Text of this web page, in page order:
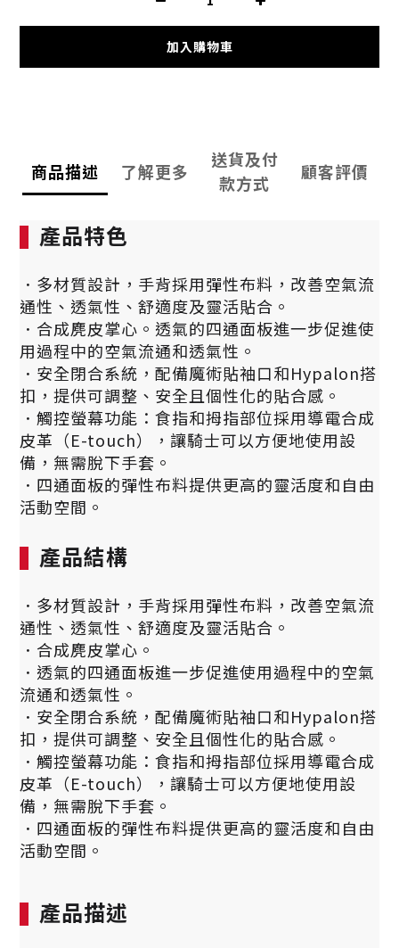
加入購物車
商品描述 了解更多
送貨及付
款方式
顧客評價
產品特色
．多材質設計，手背採用彈性布料，改善空氣流
通性、透氣性、舒適度及靈活貼合。
． 合成麂皮掌心。透氣的四通面板進一步促進使
用過程中的空氣流通和透氣性。
． 安全閉合系統，配備魔術貼袖口和Hypalon搭
扣，提供可調整、安全且個性化的貼合感。
． 觸控螢幕功能：食指和拇指部位採用導電合成
皮革（E-touch），讓騎士可以方便地使用設
備，無需脫下手套。
． 四通面板的彈性布料提供更高的靈活度和自由
活動空間。
產品結構
．多材質設計，手背採用彈性布料，改善空氣流
通性、透氣性、舒適度及靈活貼合。
． 合成麂皮掌心。
． 透氣的四通面板進一步促進使用過程中的空氣
流通和透氣性。
． 安全閉合系統，配備魔術貼袖口和Hypalon搭
扣，提供可調整、安全且個性化的貼合感。
． 觸控螢幕功能：食指和拇指部位採用導電合成
皮革（E-touch），讓騎士可以方便地使用設
備，無需脫下手套。
． 四通面板的彈性布料提供更高的靈活度和自由
活動空間。
產品描述